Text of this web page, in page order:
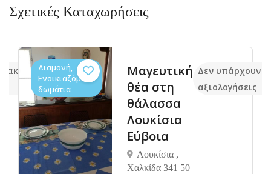
Σχετικές Καταχωρήσεις
ακόμα
Διαμονή,
Ενοικιαζόμενα
δωμάτια
Μαγευτική
θέα στη
θάλασσα
Λουκίσια
Εύβοια
Λουκίσια ,
Χαλκίδα 341 50
Δεν υπάρχουν
αξιολογήσεις